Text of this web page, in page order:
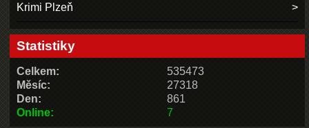
Krimi Plzeň
Statistiky
Online: 7
Celkem:
535473
Měsíc:
27318
Den:
861